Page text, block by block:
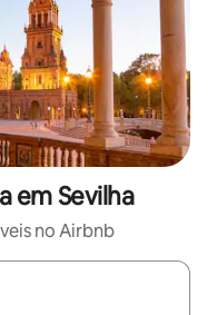
em Sevilha
no Airbnb
explore-os